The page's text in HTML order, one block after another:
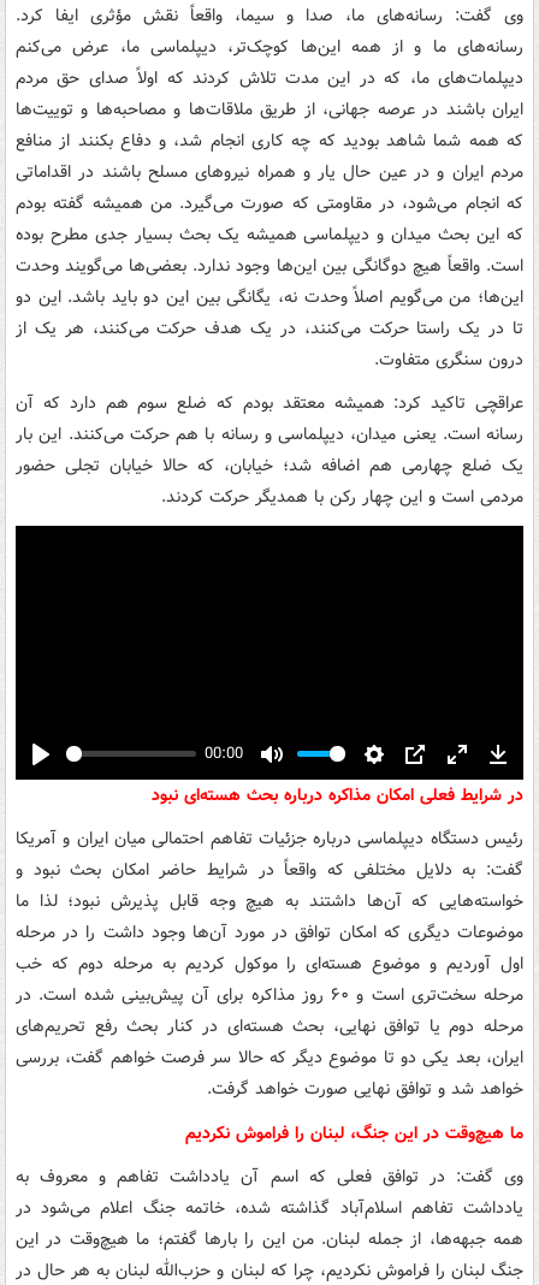
وی گفت: رسانه‌های ما، صدا و سیما، واقعاً نقش مؤثری ایفا کرد.
رسانه‌های ما و از همه این‌ها کوچک‌تر، دیپلماسی ما، عرض می‌کنم
دیپلمات‌های ما، که در این مدت تلاش کردند که اولاً صدای حق مردم
ایران باشند در عرصه جهانی، از طریق ملاقات‌ها و مصاحبه‌ها و توییت‌ها
که همه شما شاهد بودید که چه کاری انجام شد، و دفاع بکنند از منافع
مردم ایران و در عین حال یار و همراه نیروهای مسلح باشند در اقداماتی
که انجام می‌شود، در مقاومتی که صورت می‌گیرد. من همیشه گفته بودم
که این بحث میدان و دیپلماسی همیشه یک بحث بسیار جدی مطرح بوده
است. واقعاً هیچ دوگانگی بین این‌ها وجود ندارد. بعضی‌ها می‌گویند وحدت
این‌ها؛ من می‌گویم اصلاً وحدت نه، یگانگی بین این دو باید باشد. این دو
تا در یک راستا حرکت می‌کنند، در یک هدف حرکت می‌کنند، هر یک از
درون سنگری متفاوت.
عراقچی تاکید کرد: همیشه معتقد بودم که ضلع سوم هم دارد که آن
رسانه است. یعنی میدان، دیپلماسی و رسانه با هم حرکت می‌کنند. این بار
یک ضلع چهارمی هم اضافه شد؛ خیابان، که حالا خیابان تجلی حضور
مردمی است و این چهار رکن با همدیگر حرکت کردند.
Play
00:00
Mute Settings
PIP Enter
fullscreen
در شرایط فعلی امکان مذاکره درباره بحث هسته‌ای نبود
رئیس دستگاه دیپلماسی درباره جزئیات تفاهم احتمالی میان ایران و آمریکا
گفت: به دلایل مختلفی که واقعاً در شرایط حاضر امکان بحث نبود و
خواسته‌هایی که آن‌ها داشتند به هیچ وجه قابل پذیرش نبود؛ لذا ما
موضوعات دیگری که امکان توافق در مورد آن‌ها وجود داشت را در مرحله
اول آوردیم و موضوع هسته‌ای را موکول کردیم به مرحله دوم که خب
مرحله سخت‌تری است و ۶۰ روز مذاکره برای آن پیش‌بینی شده است. در
مرحله دوم یا توافق نهایی، بحث هسته‌ای در کنار بحث رفع تحریم‌های
ایران، بعد یکی دو تا موضوع دیگر که حالا سر فرصت خواهم گفت، بررسی
خواهد شد و توافق نهایی صورت خواهد گرفت.
ما هیچ‌وقت در این جنگ، لبنان را فراموش نکردیم
وی گفت: در توافق فعلی که اسم آن یادداشت تفاهم و معروف به
یادداشت تفاهم اسلام‌آباد گذاشته شده، خاتمه جنگ اعلام می‌شود در
همه جبهه‌ها، از جمله لبنان. من این را بارها گفتم؛ ما هیچ‌وقت در این
جنگ لبنان را فراموش نکردیم، چرا که لبنان و حزب‌الله لبنان به هر حال در